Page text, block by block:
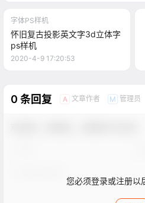
字体PS样机
怀旧复古投影英文字3d立体字
ps样机
2020-4-9 17:20:53
0 条回复 A 文章作者 M 管理员
您必须登录或注册以